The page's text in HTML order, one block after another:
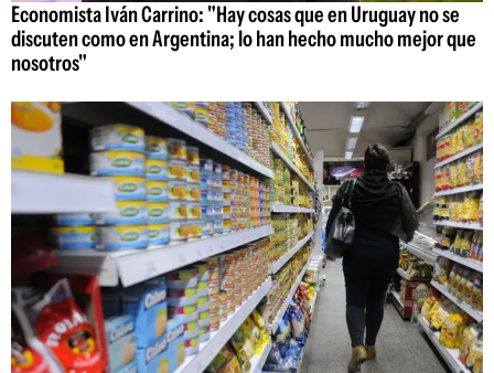
Economista Iván Carrino: "Hay cosas que en Uruguay no se
discuten como en Argentina; lo han hecho mucho mejor que
nosotros"